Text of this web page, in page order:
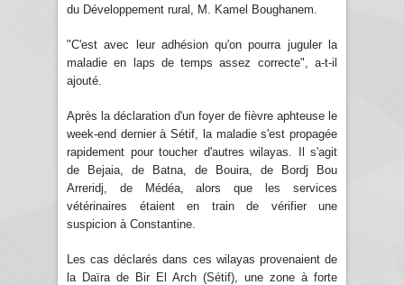
du Développement rural, M. Kamel Boughanem.
"C'est avec leur adhésion qu'on pourra juguler la
maladie en laps de temps assez correcte", a-t-il
ajouté.
Après la déclaration d'un foyer de fièvre aphteuse le
week-end dernier à Sétif, la maladie s'est propagée
rapidement pour toucher d'autres wilayas. Il s'agit
de Bejaia, de Batna, de Bouira, de Bordj Bou
Arreridj, de Médéa, alors que les services
vétérinaires étaient en train de vérifier une
suspicion à Constantine.
Les cas déclarés dans ces wilayas provenaient de
la Daïra de Bir El Arch (Sétif), une zone à forte